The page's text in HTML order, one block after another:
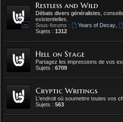
Restless and Wild
Débats divers généralistes ,
existentielles.
Sous-forums :
Years of Decay,
Sujets : 1312
Hell on Stage
Partagez les impressions de vos
Sujets : 6709
Cryptic Writings
L'endroit où soumettre toutes vos
Sujets : 563